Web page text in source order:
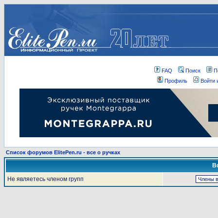
FAQ Поиск
Профиль
Войти
Список форумов ElitePen.ru - все о ручках
Не являетесь членом групп